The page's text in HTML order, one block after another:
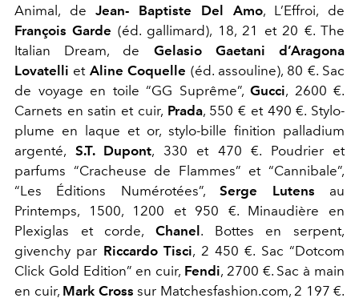
Animal, deJean- Baptiste Del Amo, L’Effroi, de
François Garde (éd. gallimard), 18, 21 et 20 €. The
Italian Dream, de Gelasio Gaetani d’Aragona
Lovatelli et Aline Coquelle (éd. assouline), 80 €. Sac
de voyage en toile “GG Suprême”, Gucci, 2600 €.
Carnets en satin et cuir, Prada, 550 € et 490 €. Stylo-
plume en laque et or, stylo-bille finition palladium
argenté, S.T. Dupont, 330 et 470 €. Poudrier et
parfums “Cracheuse de Flammes” et “Cannibale”,
“Les Éditions Numérotées”,Serge Lutens au
Printemps, 1500, 1200 et 950 €. Minaudière en
Plexiglas et corde, Chanel . Bottes en serpent,
givenchy par Riccardo Tisci, 2 450 €. Sac “Dotcom
Click Gold Edition” en cuir, Fendi, 2700 €. Sac à main
en cuir, Mark Cross sur Matchesfashion.com, 2 197 €.